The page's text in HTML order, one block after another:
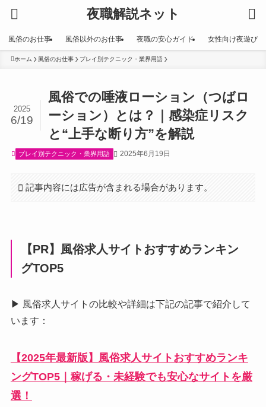
夜職解説ネット
風俗のお仕事 風俗以外のお仕事 夜職の安心ガイド 女性向け夜遊び
ホーム 風俗のお仕事 プレイ別テクニック・業界用語
風俗での唾液ローション（つばロ
ーション）とは？｜感染症リスク
と“上手な断り方”を解説
2025
6/19
プレイ別テクニック・業界用語 2025年6月19日
記事内容には広告が含まれる場合があります。
【PR】風俗求人サイトおすすめランキン
グTOP5
▶ 風俗求人サイトの比較や詳細は下記の記事で紹介して
います：
【2025年最新版】風俗求人サイトおすすめランキ
ングTOP5｜稼げる・未経験でも安心なサイトを厳
選！